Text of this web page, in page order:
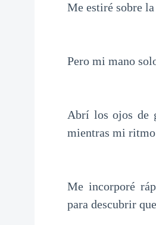
Me estiré sobre
Pero mi mano
Abrí los ojos de
mientras mi ritmo
Me incorporé
para descubrir que